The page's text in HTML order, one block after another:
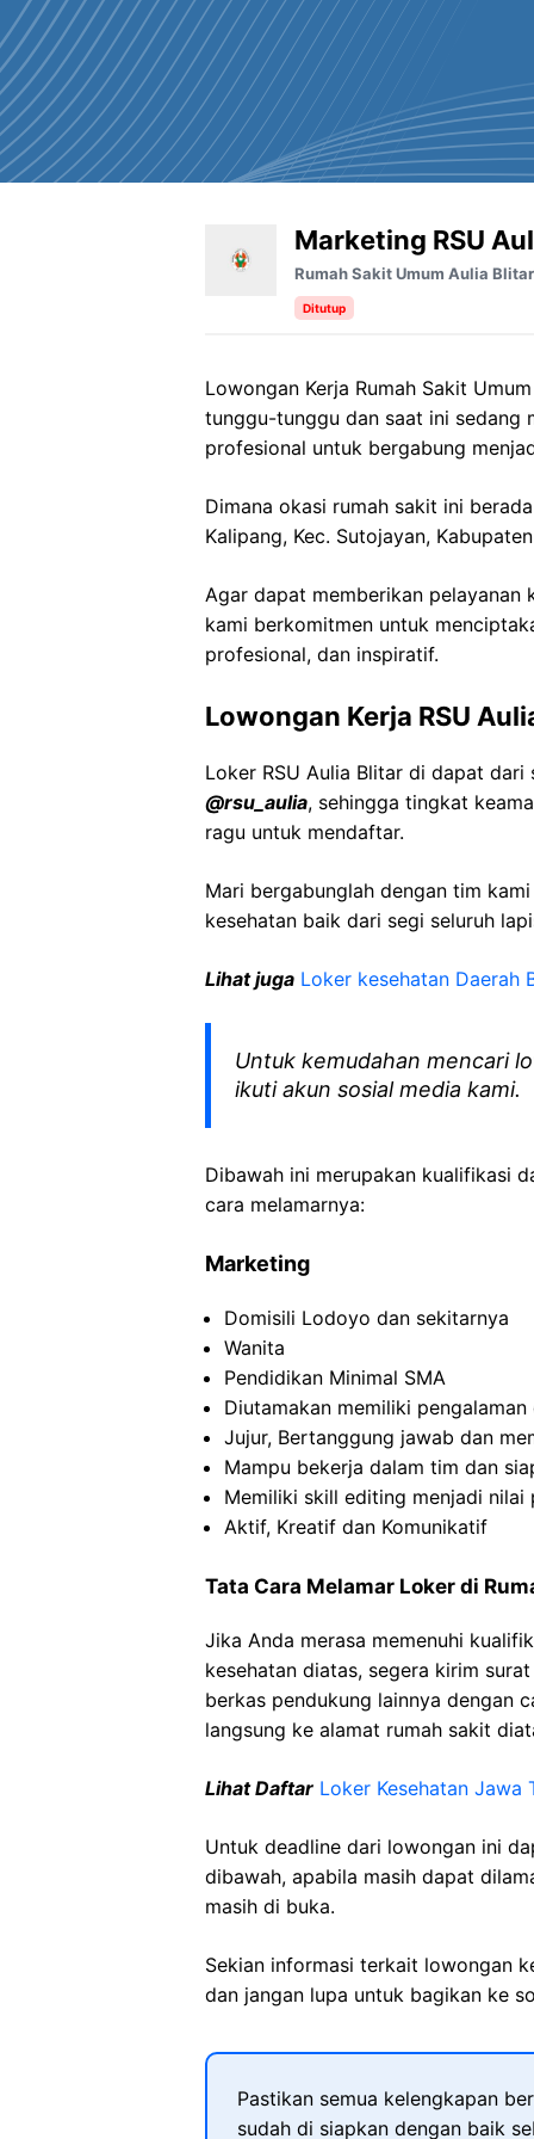
Marketing RSU
Rumah Sakit Umum Aulia Blitar
Ditutup
Lowongan Kerja Rumah Sakit
tunggu-tunggu dan saat ini sedang
profesional untuk bergabung
Dimana okasi rumah sakit ini
Kalipang, Kec. Sutojayan,
Agar dapat memberikan pelayanan
kami berkomitmen untuk
profesional, dan inspiratif.
Lowongan Kerja RSU
Loker RSU Aulia Blitar di dapat
@rsu_aulia, sehingga tingkat
ragu untuk mendaftar.
Mari bergabunglah dengan tim
kesehatan baik dari segi seluruh
Lihat juga Loker kesehatan Daerah
Untuk kemudahan mencari
ikuti akun sosial media kami.
Dibawah ini merupakan kualifikasi
cara melamarnya:
Marketing
Domisili Lodoyo dan sekitarnya
Wanita
Pendidikan Minimal SMA
Diutamakan memiliki
Jujur, Bertanggung jawab dan
Mampu bekerja dalam tim dan
Memiliki skill editing menjadi nilai
Aktif, Kreatif dan Komunikatif
Tata Cara Melamar Loker di
Jika Anda merasa memenuhi
kesehatan diatas, segera kirim
berkas pendukung lainnya dengan
langsung ke alamat rumah sakit
Lihat Daftar Loker Kesehatan Jawa
Untuk deadline dari lowongan ini
dibawah, apabila masih dapat
masih di buka.
Sekian informasi terkait lowongan
dan jangan lupa untuk bagikan ke
Pastikan semua kelengkapan
sudah di siapkan dengan baik